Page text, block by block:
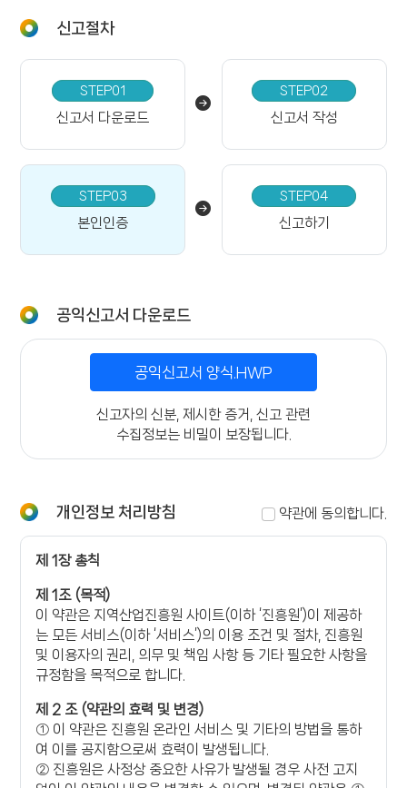
신고절차
STEP01
신고서 다운로드
STEP02
신고서 작성
STEP03
본인인증
STEP04
신고하기
공익신고서 다운로드
공익신고서 양식.HWP
신고자의 신분, 제시한 증거, 신고 관련
수집정보는 비밀이 보장됩니다.
개인정보 처리방침 약관에 동의합니다.
제 1장 총칙
제 1조 (목적)
이 약관은 지역산업진흥원 사이트(이하 ‘진흥원’)이 제공하
는 모든 서비스(이하 ‘서비스’)의 이용 조건 및 절차, 진흥원
및 이용자의 권리, 의무 및 책임 사항 등 기타 필요한 사항을
규정함을 목적으로 합니다.
제 2 조 (약관의 효력 및 변경)
① 이 약관은 진흥원 온라인 서비스 및 기타의 방법을 통하
여 이를 공지함으로써 효력이 발생됩니다.
② 진흥원은 사정상 중요한 사유가 발생될 경우 사전 고지